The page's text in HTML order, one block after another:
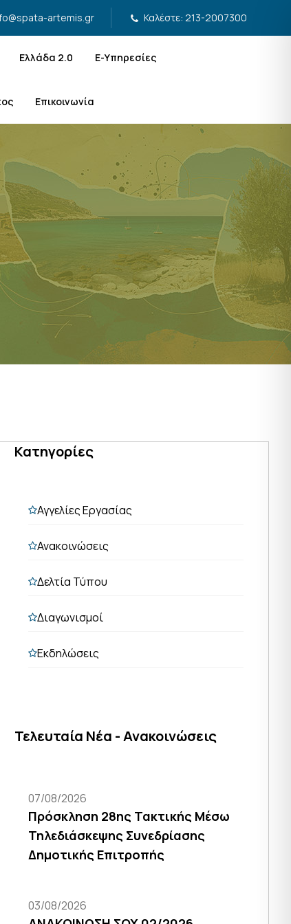
artemis.gr Καλέστε: 213-2007300
Ελλάδα 2.0 Ε-Υπηρεσίες
Επικοινωνία
Κατηγορίες
Αγγελίες Εργασίας
Ανακοινώσεις
Δελτία Τύπου
Διαγωνισμοί
Εκδηλώσεις
Τελευταία Νέα - Ανακοινώσεις
07/08/2026
Πρόσκληση 28ης Τακτικής Μέσω
Τηλεδιάσκεψης Συνεδρίασης
Δημοτικής Επιτροπής
03/08/2026